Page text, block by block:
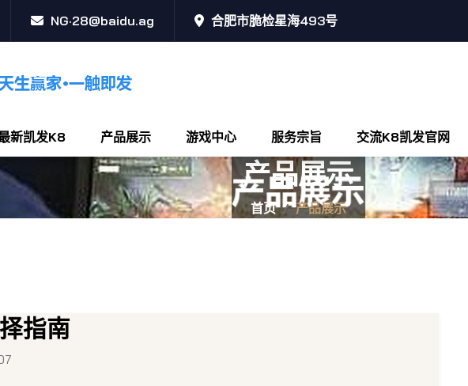
NG·28@baidu.ag 合肥市脆检星海493号
新凯发K8 产品展示 游戏中心 服务宗旨 交流K8凯发官网
产品展示
首页 产品展示
指南